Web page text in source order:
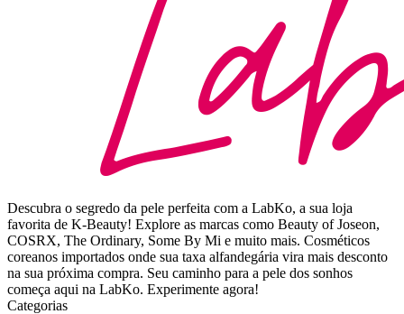
Descubra o segredo da pele perfeita com a LabKo, a sua loja
favorita de K-Beauty! Explore as marcas como Beauty of Joseon,
COSRX, The Ordinary, Some By Mi e muito mais. Cosméticos
coreanos importados onde sua taxa alfandegária vira mais desconto
na sua próxima compra. Seu caminho para a pele dos sonhos
começa aqui na LabKo. Experimente agora!
Categorias